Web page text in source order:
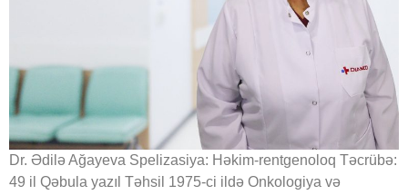
Dr. Ədilə Ağayeva Spelizasiya: Həkim-rentgenoloq Təcrübə:
49 il Qəbula yazıl Təhsil 1975-ci ildə Onkologiya və